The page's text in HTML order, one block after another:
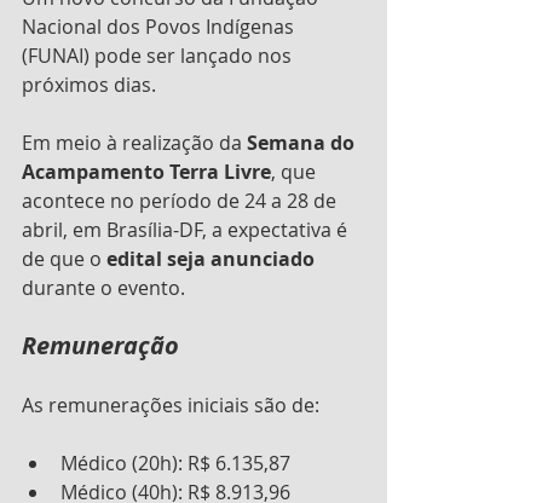
Nacional dos Povos Indígenas
(FUNAI) pode ser lançado nos
próximos dias.
Em meio à realização da Semana do
Acampamento Terra Livre, que
acontece no período de 24 a 28 de
abril, em Brasília-DF, a expectativa é
de que o edital seja anunciado
durante o evento.
Remuneração
As remunerações iniciais são de:
Médico (20h): R$ 6.135,87
Médico (40h): R$ 8.913,96